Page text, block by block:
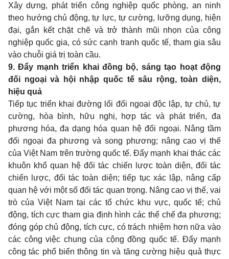
Xây dựng, phát triển công nghiệp quốc phòng, an ninh
theo hướng chủ động, tự lực, tự cường, lưỡng dụng, hiện
đại, gắn kết chặt chẽ và trở thành mũi nhọn của công
nghiệp quốc gia, có sức cạnh tranh quốc tế, tham gia sâu
vào chuỗi giá trị toàn cầu.
9. Đẩy mạnh triển khai đồng bộ, sáng tạo hoạt động
đối ngoại và hội nhập quốc tế sâu rộng, toàn diện,
hiệu quả
Tiếp tục triển khai đường lối đối ngoại độc lập, tự chủ, tự
cường, hòa bình, hữu nghị, hợp tác và phát triển, đa
phương hóa, đa dạng hóa quan hệ đối ngoại. Nâng tầm
đối ngoại đa phương và song phương; nâng cao vị thế
của Việt Nam trên trường quốc tế. Đẩy mạnh khai thác các
khuôn khổ quan hệ đối tác chiến lược toàn diện, đối tác
chiến lược, đối tác toàn diện; tiếp tục xác lập, nâng cấp
quan hệ với một số đối tác quan trọng. Nâng cao vị thế, vai
trò của Việt Nam tại các tổ chức khu vực, quốc tế; chủ
động, tích cực tham gia định hình các thể chế đa phương;
đóng góp chủ động, tích cực, có trách nhiệm hơn nữa vào
các công việc chung của cộng đồng quốc tế. Đẩy mạnh
công tác phổ biến thông tin và tăng cường hiệu quả thực